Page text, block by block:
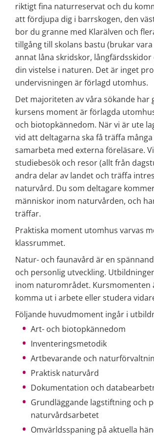
riktigt fina naturreservat och du
att fördjupa dig i barrskogen, den
bor du granne med Klarälven och
tillgång till skolans bastu (brukar
annat låna skridskor,
din vistelse i naturen. Det är inget
undervisningen är förlagd utomhus.
Det majoriteten av våra sökande
kursens moment är förlagda
och biotopkännedom. När vi är ute
vid att deltagarna ska få träffa
samarbeta med externa föreläsare.
studiebesök och resor (allt från
andra delar av landet och träffa
naturvård. Du som deltagare
människor inom naturvården, och
träffar.
Praktiska moment utomhus varvas
klassrummet.
Natur- och faunavård är en
och personlig utveckling.
inom naturområdet.
komma ut i arbete eller studera
Följande huvudmoment ingår i
Art- och biotopkännedom
Inventeringsmetodik
Artbevarande och
Praktisk naturvård
Dokumentation och
Grundläggande lagstiftning och
naturvårdsarbetet
Omvärldsspaning på aktuella